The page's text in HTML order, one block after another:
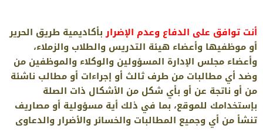
أنت توافق على الدفاع وعدم الإضرار بأكاديمية طريق الحرير
أو موظفيها وأعضاء هيئة التدريس والطلاب والزملاء،
وأعضاء مجلس الإدارة المسؤولين والوكلاء والموظفين من
وضد أي مطالبات من طرف ثالث أو إجراءات أو مطالب ناشئة
من أو ناتجة عن أو بأي شكل من الأشكال ذات الصلة
بإستخدامك للموقع، بما في ذلك أية مسؤولية أو مصاريف
تنشأ من أي وجميع المطالبات والخسائر والأضرار والدعاوى